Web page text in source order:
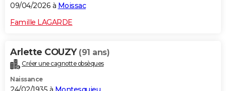
09/04/2026 à Moissac
Famille LAGARDE
Arlette COUZY (91 ans)
Créer une cagnotte obsèques
Naissance